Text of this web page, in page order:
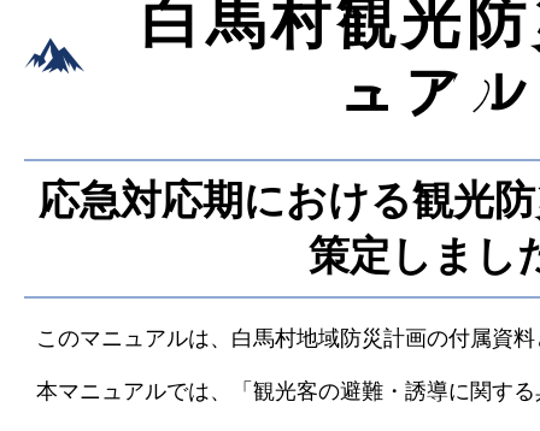
白馬村観光
ュアル
応急対応期における観光
策定しまし
このマニュアルは、白馬村地域防災計画の付属資
本マニュアルでは、「観光客の避難・誘導に関す